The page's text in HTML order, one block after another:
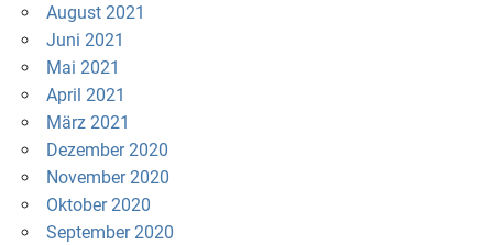
August 2021
Juni 2021
Mai 2021
April 2021
März 2021
Dezember 2020
November 2020
Oktober 2020
September 2020